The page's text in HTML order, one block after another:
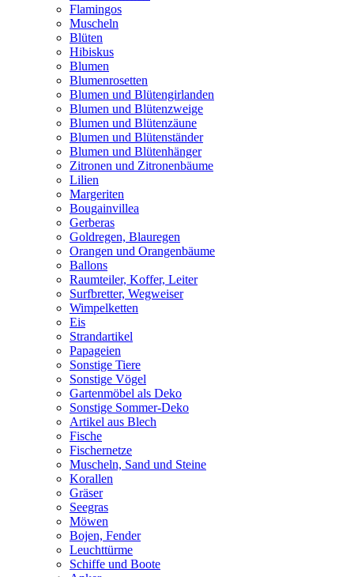
Flamingos
Muscheln
Blüten
Hibiskus
Blumen
Blumenrosetten
Blumen und Blütengirlanden
Blumen und Blütenzweige
Blumen und Blütenzäune
Blumen und Blütenständer
Blumen und Blütenhänger
Zitronen und Zitronenbäume
Lilien
Margeriten
Bougainvillea
Gerberas
Goldregen, Blauregen
Orangen und Orangenbäume
Ballons
Raumteiler, Koffer, Leiter
Surfbretter, Wegweiser
Wimpelketten
Eis
Strandartikel
Papageien
Sonstige Tiere
Sonstige Vögel
Gartenmöbel als Deko
Sonstige Sommer-Deko
Artikel aus Blech
Fische
Fischernetze
Muscheln, Sand und Steine
Korallen
Gräser
Seegras
Möwen
Bojen, Fender
Leuchttürme
Schiffe und Boote